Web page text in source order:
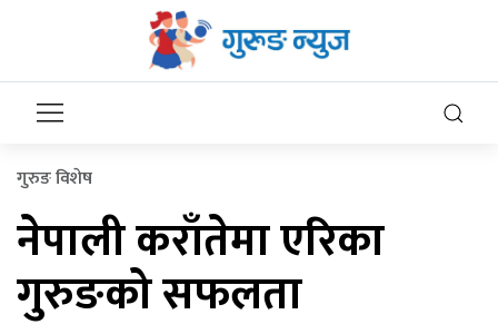
गुरुङ विशेष
नेपाली कराँतेमा एरिका
गुरुङको सफलता